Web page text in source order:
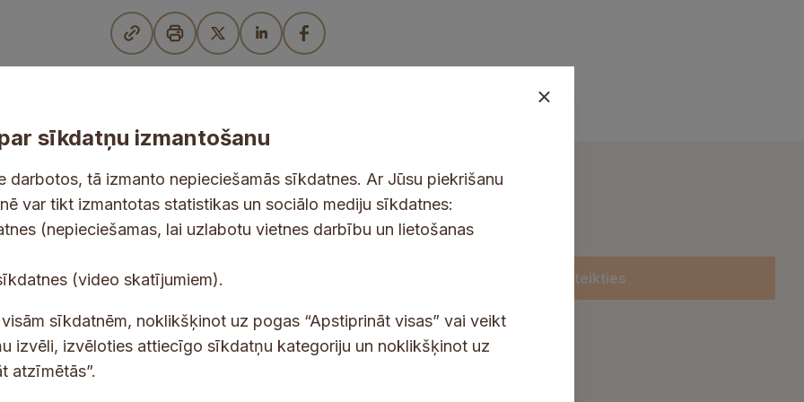
jaunumus savā e-pastā
-
p
a
s
Pieteikties
e-pastā.
sīkdatņu izmantošanu
darbotos, tā izmanto nepieciešamās sīkdatnes. Ar Jūsu piekrišanu
var tikt izmantotas statistikas un sociālo mediju sīkdatnes:
(nepieciešamas, lai uzlabotu vietnes darbību un lietošanas
(video skatījumiem).
sīkdatnēm, noklikšķinot uz pogas “Apstiprināt visas” vai veikt
izvēli, izvēloties attiecīgo sīkdatņu kategoriju un noklikšķinot uz
atzīmētās”.